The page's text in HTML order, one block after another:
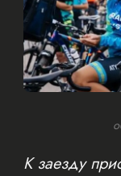
К заезду